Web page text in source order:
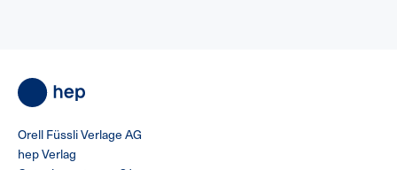
Orell Füssli Verlage AG
hep Verlag